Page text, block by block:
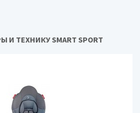
ТЕХНИКУ SMART SPORT